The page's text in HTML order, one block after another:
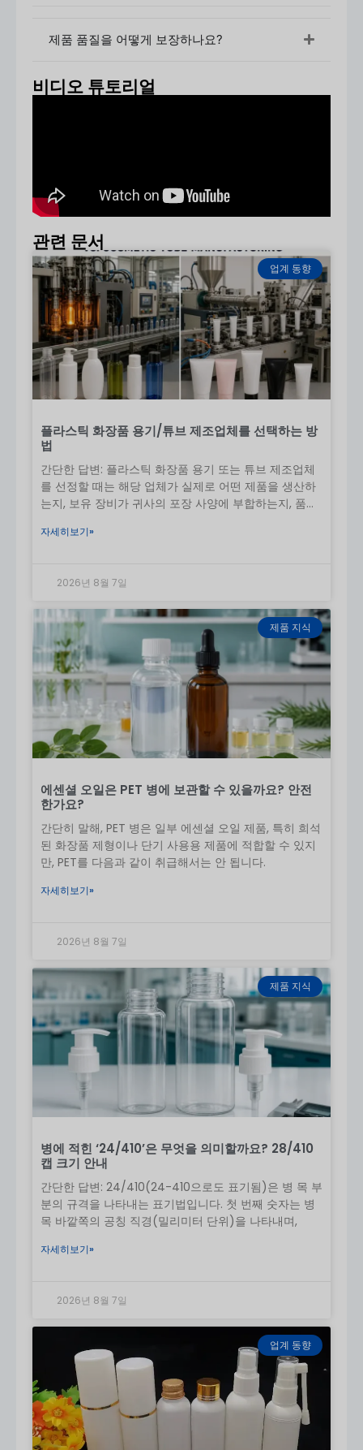
샘플 요청하기
생산 및 배송
맞춤형 금형은 일반적으로 더 많은 수량이 필요합
니다.
3. 자료(주요 옵션)
재료 특징 최상의 사용
PET
가볍고 투명하며
비용 효율적
자외선 차단 스프레
이, 매일 사용
HDPE 내구성, 내화학성
아웃도어/스포츠 자
외선 차단제
PP
알루
미늄
프리미엄, 강력한
장벽
고급 자외선 차단제
4. 스프레이 펌프 유형
미세 미스트 펌프→ 부드럽고 고르게 분사(가장
일반적)
트리거 스프레이
항상 자외선 차단제 포뮬러와의 호환성을 테스트하
5. 용량 옵션
50ml / 100ml→ 여행 크기
120ml / 150ml→ 매일 사용
200ml 이상
→ 가족 또는 야외 사용
6. 애플리케이션
자외선 차단 스프레이(SPF 제품)
스포츠 및 해변 제품
어린이 자외선 차단제
스프레이 형식은 다음과 같은 이유로 인기가 있습니다.
빠르고 균일한 적용, 특히 야외에서 사용하기에 적합합
니다. .
7. 안전 및 포뮬러 호환성
보장 UV 필터 호환성
올바른 사용으로 고르지 않은 커버리지와 흡입 위
험 방지
8. 환경 및 재사용성
PET 및 HDPE는
재활용 가능한 재료
리필 가능한 디자인으로 낭비 감소
비 에어로졸 펌프가 더 친환경적입니다.
제품 품질을 어떻게 보장하나요?
비디오 튜토리얼
관련 문서
업계 동향
플라스틱 화장품 용기/튜브 제조업체를 선택하는 방
법
간단한 답변: 플라스틱 화장품 용기 또는 튜브 제조업체
를 선정할 때는 해당 업체가 실제로 어떤 제품을 생산하
는지, 보유 장비가 귀사의 포장 사양에 부합하는지, 품질
자세히보기»
2026년 8월 7일
제품 지식
에센셜 오일은 PET 병에 보관할 수 있을까요? 안전
한가요?
간단히 말해, PET 병은 일부 에센셜 오일 제품, 특히 희석
된 화장품 제형이나 단기 사용용 제품에 적합할 수 있지
만, PET를 다음과 같이 취급해서는 안 됩니다.
자세히보기»
2026년 8월 7일
제품 지식
병에 적힌 ‘24/410’은 무엇을 의미할까요? 28/410
캡 크기 안내
간단한 답변: 24/410(24-410으로도 표기됨)은 병 목 부
분의 규격을 나타내는 표기법입니다. 첫 번째 숫자는 병
목 바깥쪽의 공칭 직경(밀리미터 단위)을 나타내며,
자세히보기»
2026년 8월 7일
업계 동향